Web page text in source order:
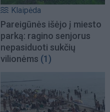
Klaipėda
Pareigūnės išėjo į miesto
parką: ragino senjorus
nepasiduoti sukčių
vilionėms (1)